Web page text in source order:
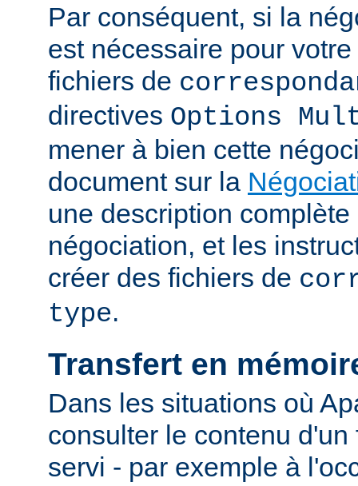
Par conséquent, si la
est nécessaire pour
fichiers de
directives Options
mener à bien cette
document sur la
une description
négociation, et les
créer des fichiers de
type.
Transfert en
Dans les situations où
consulter le contenu
servi - par exemple à